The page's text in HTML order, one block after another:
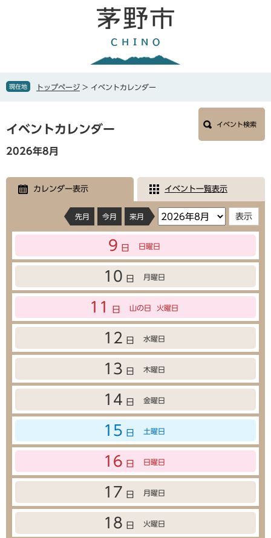
で
ば
文
へ
現在地 トップページ > イベントカレンダー
文
イベントカレンダー イベント検索
2026年8月
カレンダー表示 イベント一覧表示
先月 今月 来月
9 日 日曜日
10 日 月曜日
11 日 山の日 火曜日
12 日 水曜日
13 日 木曜日
14 日 金曜日
15 日 土曜日
16 日 日曜日
17 日 月曜日
18 日 火曜日